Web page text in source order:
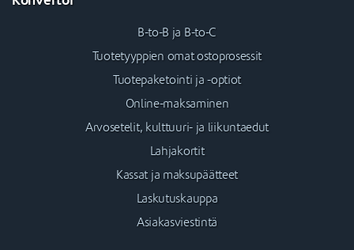
B-to-B ja B-to-C
Tuotetyyppien omat ostoprosessit
Tuotepaketointi ja -optiot
Online-maksaminen
Arvosetelit, kulttuuri- ja liikuntaedut
Lahjakortit
Kassat ja maksupäätteet
Laskutuskauppa
Asiakasviestintä